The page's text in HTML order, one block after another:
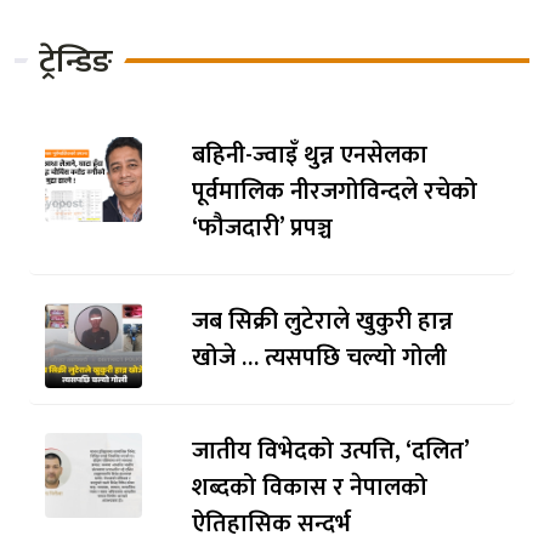
ट्रेन्डिङ
बहिनी-ज्वाइँ थुन्न एनसेलका
पूर्वमालिक नीरजगोविन्दले रचेको
‘फौजदारी’ प्रपञ्च
जब सिक्री लुटेराले खुकुरी हान्न
खोजे … त्यसपछि चल्यो गोली
जातीय विभेदको उत्पत्ति, ‘दलित’
शब्दको विकास र नेपालको
ऐतिहासिक सन्दर्भ